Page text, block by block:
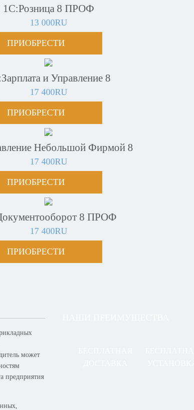
1С:Розница 8 ПРОФ
13 000RU
ПРИОБРЕСТИ
и Управление 8
17 400RU
ПРИОБРЕСТИ
Небольшой Фирмой 8
17 400RU
ПРИОБРЕСТИ
8 ПРОФ
17 400RU
ПРИОБРЕСТИ
может
предприятия